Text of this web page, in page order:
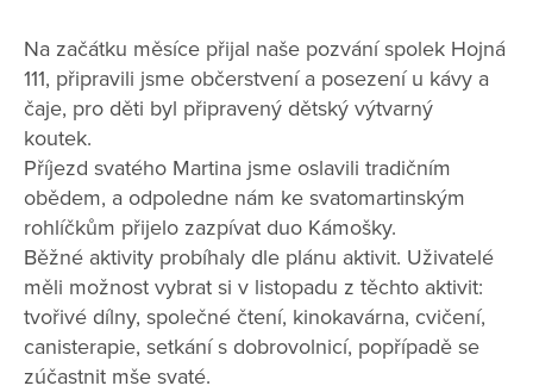
Na začátku měsíce přijal naše pozvání spolek Hojná
111, připravili jsme občerstvení a posezení u kávy a
čaje, pro děti byl připravený dětský výtvarný
koutek.
Příjezd svatého Martina jsme oslavili tradičním
obědem, a odpoledne nám ke svatomartinským
rohlíčkům přijelo zazpívat duo Kámošky.
Běžné aktivity probíhaly dle plánu aktivit. Uživatelé
měli možnost vybrat si v listopadu z těchto aktivit:
tvořivé dílny, společné čtení, kinokavárna, cvičení,
canisterapie, setkání s dobrovolnicí, popřípadě se
zúčastnit mše svaté.